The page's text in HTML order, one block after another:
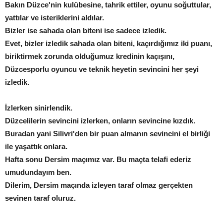
Bakın Düzce'nin kulübesine, tahrik ettiler, oyunu soğuttular,
yattılar ve isteriklerini aldılar.
Bizler ise sahada olan biteni ise sadece izledik.
Evet, bizler izledik sahada olan biteni, kaçırdığımız iki puanı,
biriktirmek zorunda olduğumuz kredinin kaçışını,
Düzcesporlu oyuncu ve teknik heyetin sevincini her şeyi
izledik.
İzlerken sinirlendik.
Düzcelilerin sevincini izlerken, onların sevincine kızdık.
Buradan yani Silivri'den bir puan almanın sevincini el birliği
ile yaşattık onlara.
Hafta sonu Dersim maçımız var. Bu maçta telafi ederiz
umudundayım ben.
Dilerim, Dersim maçında izleyen taraf olmaz gerçekten
sevinen taraf oluruz.